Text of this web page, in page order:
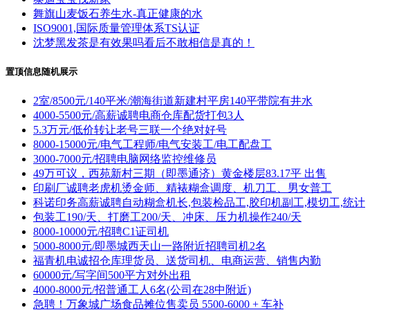
舞旗山麦饭石养生水-真正健康的水
ISO9001,国际质量管理体系TS认证
沈梦黑发茶是有效果吗看后不敢相信是真的！
置顶信息随机展示
2室/8500元/140平米/潮海街道新建村平房140平带院有井水
4000-5500元/高薪诚聘电商仓库配货打包3人
5.3万元/低价转让老号三联一个绝对好号
8000-15000元/电气工程师/电气安装工/电工配盘工
3000-7000元/招聘电脑网络监控维修员
49万可议，西苑新村三期（即墨通济）黄金楼层83.17平 出售
印刷厂诚聘老虎机烫金师、精裱糊盒调度、机刀工、男女普工
科诺印务高薪诚聘自动糊盒机长,包装检品工,胶印机副工,模切工,统计
包装工190/天、打磨工200/天、冲床、压力机操作240/天
8000-10000元/招聘C1证司机
5000-8000元/即墨城西天山一路附近招聘司机2名
福青机电诚招仓库理货员、送货司机、电商运营、销售内勤
60000元/写字间500平方对外出租
4000-8000元/招普通工人6名(公司在28中附近)
急聘！万象城广场食品摊位售卖员 5500-6000 + 车补